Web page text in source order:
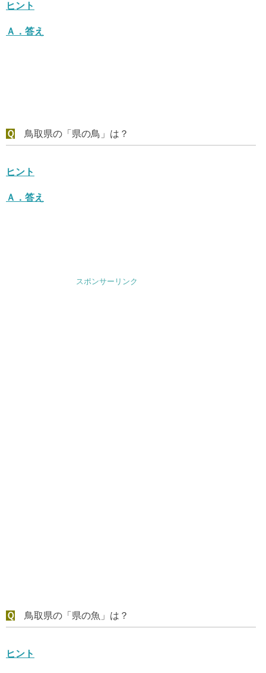
ヒント
Ａ． 答え
Ｑ 鳥取県の「県の鳥」は？
ヒント
Ａ． 答え
スポンサーリンク
Ｑ 鳥取県の「県の魚」は？
ヒント